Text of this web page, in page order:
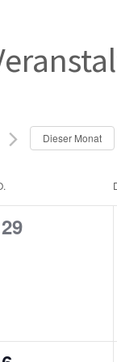
Dieser Monat
von
0
29